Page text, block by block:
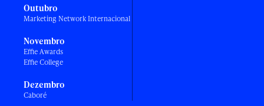
Outubro
Marketing Network Internacional
Novembro
Effie Awards
Effie College
Dezembro
Caboré